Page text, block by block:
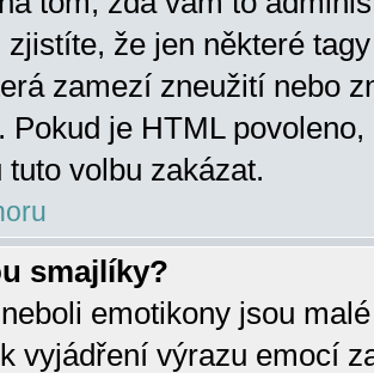
zjistíte, že jen některé
zamezí zneužití nebo
Pokud je HTML
tuto volbu zakázat.
smajlíky?
emotikony jsou
vyjádření výrazu emocí